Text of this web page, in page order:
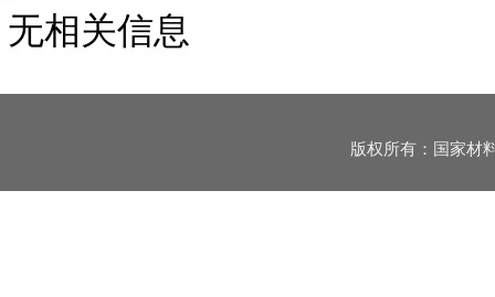
无相关信息
版权所有：国家材